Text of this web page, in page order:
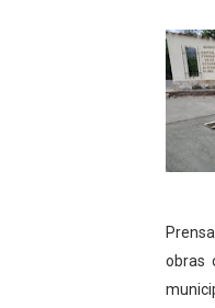
obras